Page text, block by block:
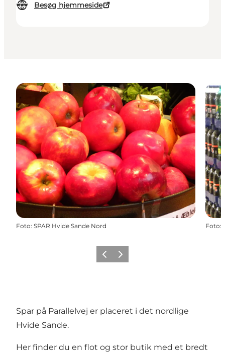
Besøg hjemmeside
Foto: SPAR Hvide Sande Nord Foto:
ForrigeNæste
Spar på Parallelvej er placeret i det nordlige
Hvide Sande.
Her finder du en flot og stor butik med et bredt